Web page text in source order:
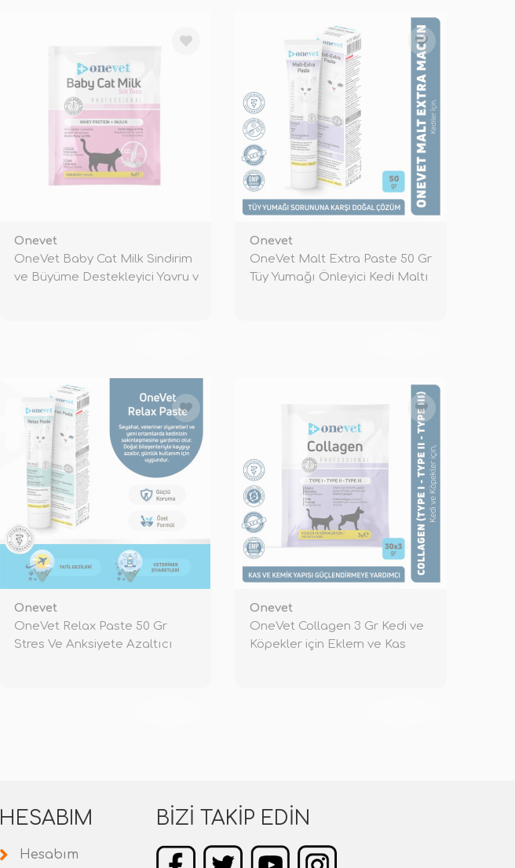
Onevet
OneVet Baby Cat Milk Sindirim
ve Büyüme Destekleyici Yavru v
Onevet
OneVet Malt Extra Paste 50 Gr
Tüy Yumağı Önleyici Kedi Maltı
Onevet
OneVet Relax Paste 50 Gr
Stres Ve Anksiyete Azaltıcı
Onevet
OneVet Collagen 3 Gr Kedi ve
Köpekler için Eklem ve Kas
HESABIM
Hesabım
BIZI TAKIP EDIN